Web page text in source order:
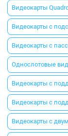
Видеокарты
Видеокарты с
Видеокарты с
Однослотовые
Видеокарты с
Видеокарты с
Видеокарты с